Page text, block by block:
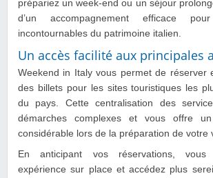
prépariez un week-end ou un séjour
d’un accompagnement efficace
incontournables du patrimoine italien.
Un accès facilité aux principales
Weekend in Italy vous permet de réserver
des billets pour les sites touristiques les
du pays. Cette centralisation des
démarches complexes et vous offre
considérable lors de la préparation de votre
En anticipant vos réservations, vous
expérience sur place et accédez plus